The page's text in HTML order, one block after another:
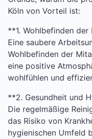
Köln von Vorteil ist:
**1. Wohlbefinden der
Eine saubere
Wohlbefinden der
eine positive
wohlfühlen und
**2. Gesundheit und
Die regelmäßige
das Risiko von
hygienischen Umfeld